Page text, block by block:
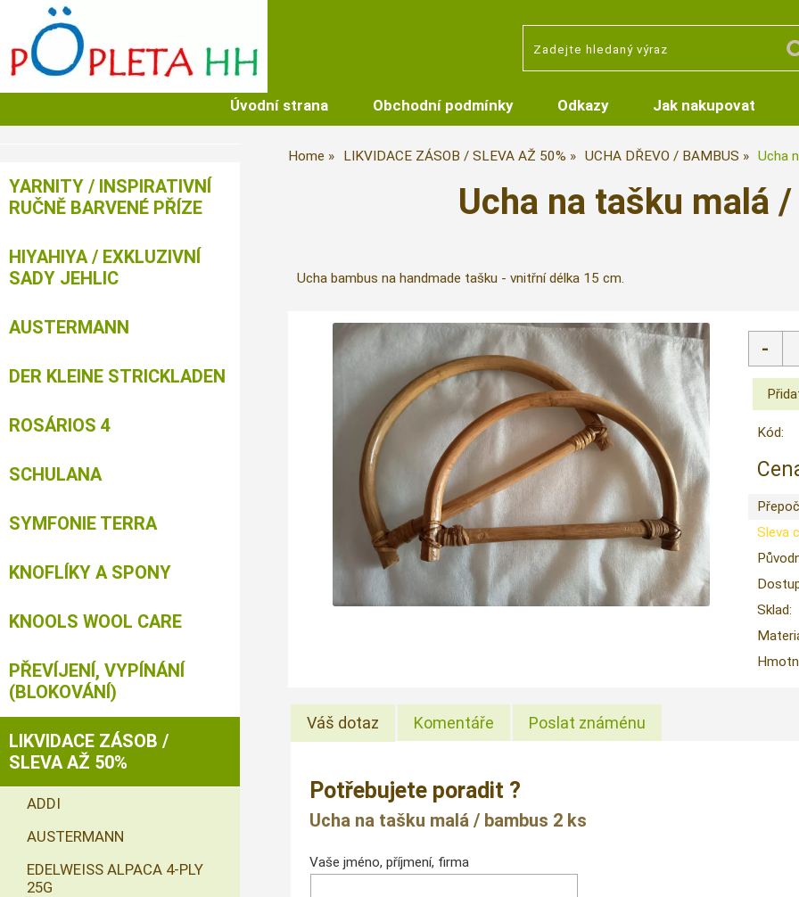
Úvodní strana Obchodní podmínky Odkazy Jak nakupovat
Home LIKVIDACE ZÁSOB / SLEVA AŽ 50% UCHA DŘEVO / BAMBUS Ucha
Ucha na tašku malá
Ucha bambus na handmade tašku - vnitřní délka 15 cm.
Kód:
Sleva
Sklad:
Váš dotaz Komentáře Poslat známénu
Potřebujete poradit ?
Ucha na tašku malá / bambus 2 ks
Vaše jméno, příjmení, firma
YARNITY / INSPIRATIVNÍ
RUČNĚ BARVENÉ PŘÍZE
HIYAHIYA / EXKLUZIVNÍ
SADY JEHLIC
AUSTERMANN
DER KLEINE STRICKLADEN
ROSÁRIOS 4
SCHULANA
SYMFONIE TERRA
KNOFLÍKY A SPONY
KNOOLS WOOL CARE
PŘEVÍJENÍ, VYPÍNÁNÍ
(BLOKOVÁNÍ)
LIKVIDACE ZÁSOB /
SLEVA AŽ 50%
ADDI
AUSTERMANN
EDELWEISS ALPACA 4-PLY
25G